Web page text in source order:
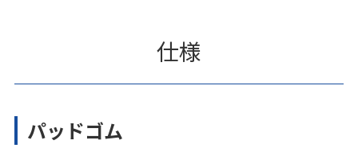
仕様
パッドゴム